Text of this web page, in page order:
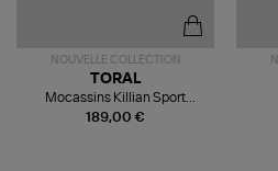
NOUVELLE COLLECTION
189,00 €
TORAL
Mocassins Killian Sport
Mousse